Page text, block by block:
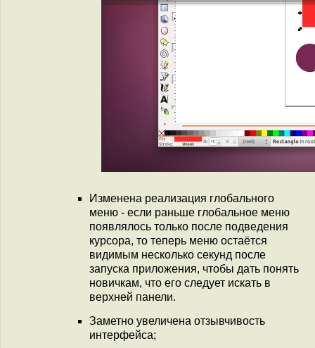
Изменена реализация глобального
меню - если раньше глобальное меню
появлялось только после подведения
курсора, то теперь меню остаётся
видимым несколько секунд после
запуска приложения, чтобы дать понять
новичкам, что его следует искать в
верхней панели.
Заметно увеличена отзывчивость
интерфейса;